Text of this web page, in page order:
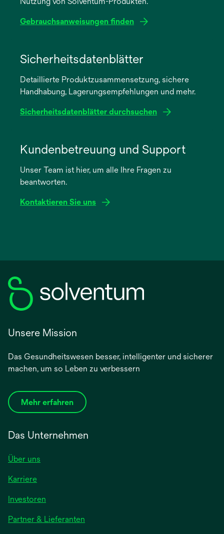
Gebrauchsanweisungen finden
neuen
Registerkarte
Sicherheitsdatenblätter
Detaillierte Produktzusammensetzung, sichere
Handhabung, Lagerungsempfehlungen und mehr.
Sicherheitsdatenblätter durchsuchen
neuen
Registerkarte
Kundenbetreuung und Support
Unser Team ist hier, um alle Ihre Fragen zu
beantworten.
Kontaktieren Sie uns
Unsere Mission
Das Gesundheitswesen besser, intelligenter und sicherer
machen, um so Leben zu verbessern
Mehr erfahren
Das Unternehmen
Über uns
Karriere
Investoren
Partner & Lieferanten